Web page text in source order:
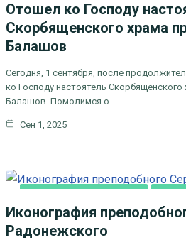
Отошел ко Господу
Скорбященского храма
Балашов
Сегодня, 1 сентября, после
ко Господу настоятель
Балашов. Помолимся о…
Сен 1, 2025
Иконография
Радонежского